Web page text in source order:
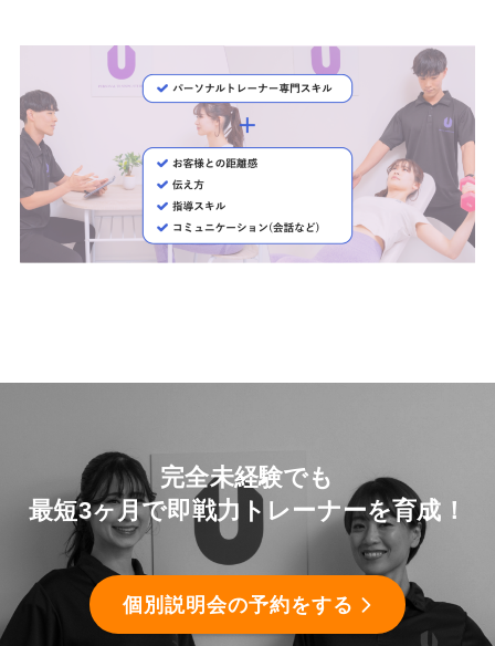
完全未経験でも
最短3ヶ月で即戦力トレーナーを育成！
個別説明会の予約をする